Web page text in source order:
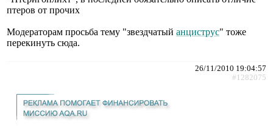
птеров от прочих
Модераторам просьба тему "звездчатый анциструс" тоже
перекинуть сюда.
26/11/2010 19:04:57
#1282075